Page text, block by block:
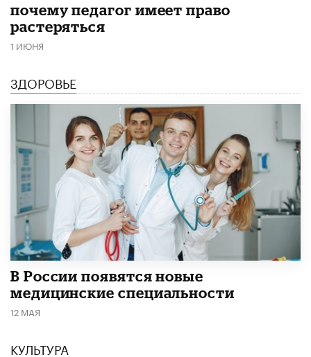
почему педагог имеет право
растеряться
1 ИЮНЯ
ЗДОРОВЬЕ
В России появятся новые
медицинские специальности
12 МАЯ
КУЛЬТУРА